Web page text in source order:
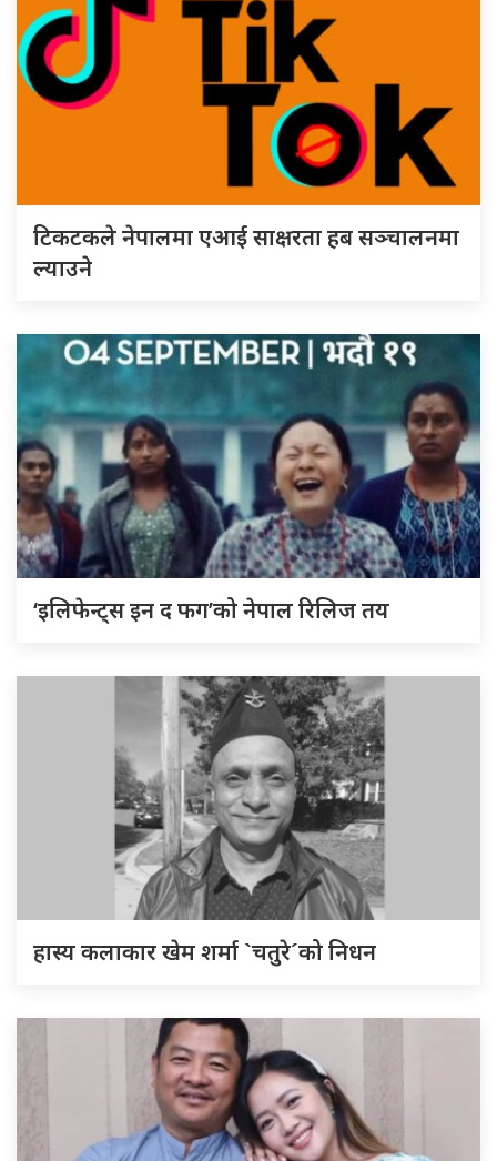
टिकटकले नेपालमा एआई साक्षरता हब सञ्चालनमा
ल्याउने
‘इलिफेन्ट्स इन द फग’को नेपाल रिलिज तय
हास्य कलाकार खेम शर्मा `चतुरे´को निधन